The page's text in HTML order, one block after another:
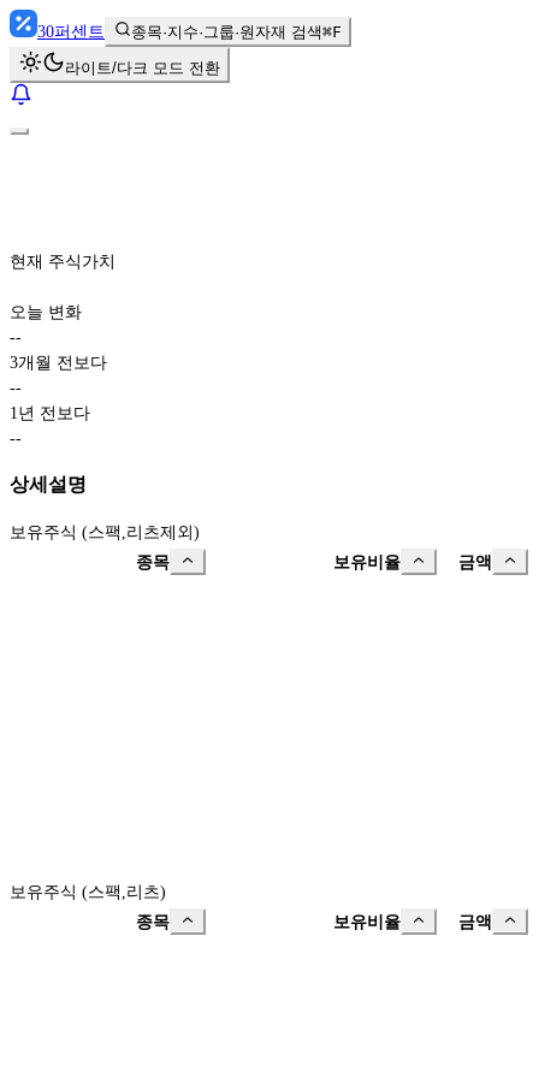
30퍼센트 종목·지수·그룹·원자재 검색⌘F
라이트/다크 모드 전환
현재 주식가치
오늘 변화
--
3개월 전보다
--
1년 전보다
--
상세설명
보유주식 (스팩,리츠제외)
종목
보유비율 금액
보유주식 (스팩,리츠)
종목
보유비율 금액